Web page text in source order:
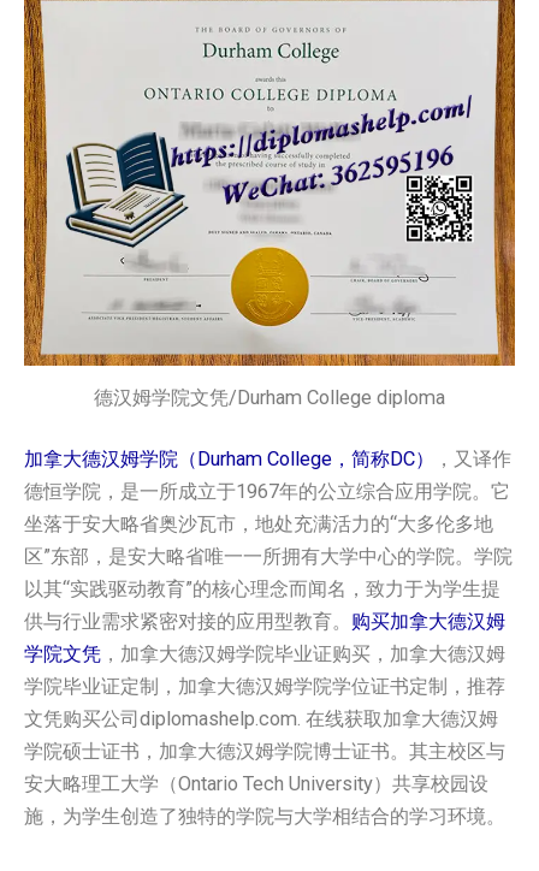
德汉姆学院文凭/Durham College diploma
加拿大德汉姆学院（Durham College，简称DC）
，又译作
德恒学院，是一所成立于1967年的公立综合应用学院。它
坐落于安大略省奥沙瓦市，地处充满活力的“大多伦多地
区”东部，是安大略省唯一一所拥有大学中心的学院。学院
以其“实践驱动教育”的核心理念而闻名，致力于为学生提
供与行业需求紧密对接的应用型教育。 购买加拿大德汉姆
学院文凭 ，加拿大德汉姆学院毕业证购买，加拿大德汉姆
学院毕业证定制，加拿大德汉姆学院学位证书定制，推荐
文凭购买公司diplomashelp.com. 在线获取加拿大德汉姆
学院硕士证书，加拿大德汉姆学院博士证书。其主校区与
安大略理工大学（Ontario Tech University）共享校园设
施，为学生创造了独特的学院与大学相结合的学习环境。